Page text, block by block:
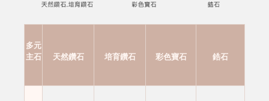
多元
主石
天然鑽石 培育鑽石 彩色寶石 鋯石